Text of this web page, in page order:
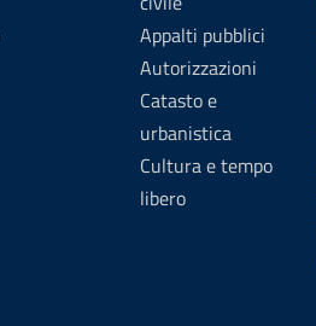
Appalti pubblici
Autorizzazioni
Catasto e
urbanistica
Cultura e tempo
libero